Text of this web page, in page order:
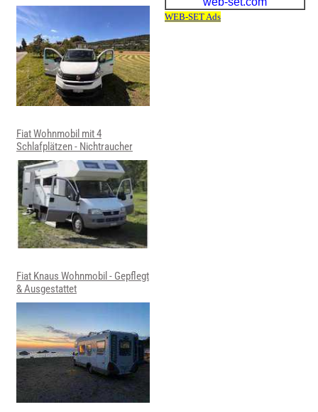
Fiat Wohnmobil mit 4
Schlafplätzen - Nichtraucher
Fiat Knaus Wohnmobil - Gepflegt
& Ausgestattet